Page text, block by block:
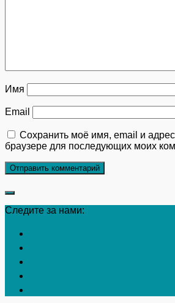
Имя
Email
Сохранить моё имя, email и
браузере для последующих моих
Следите за нами: